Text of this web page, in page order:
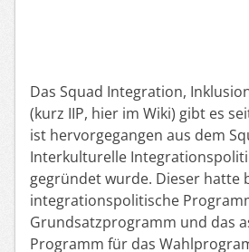
Das Squad Integration,
(kurz IIP, hier im Wiki) gibt es
ist hervorgegangen aus dem
Interkulturelle
gegründet wurde. Dieser hatte
integrationspolitische
Grundsatzprogramm und das
Programm für das